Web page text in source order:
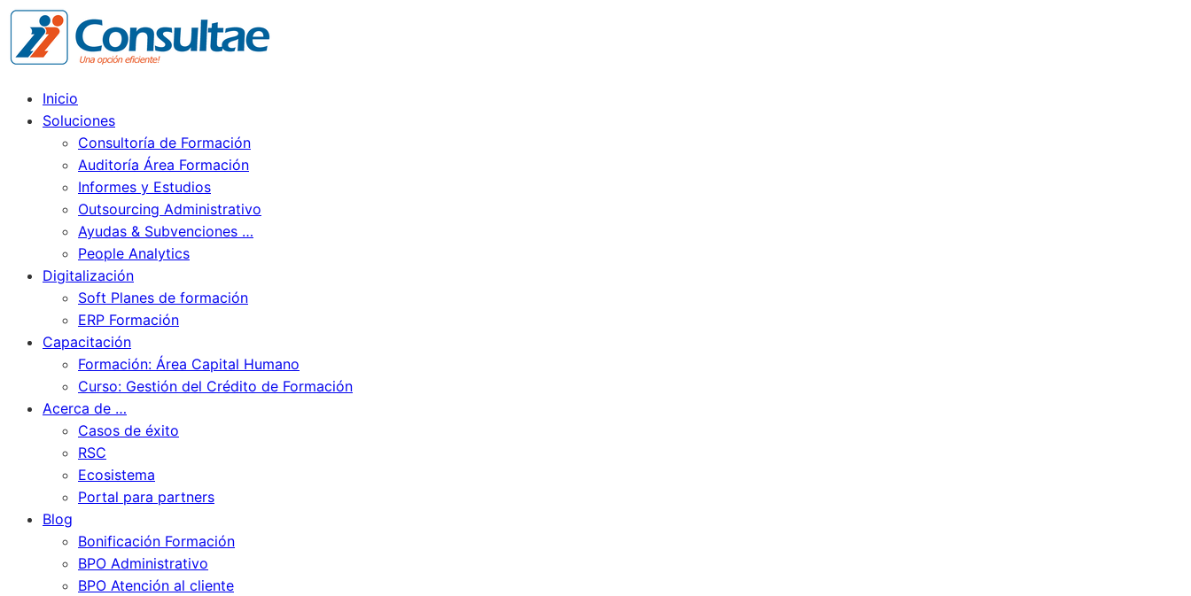
Inicio
Soluciones
Consultoría de Formación
Auditoría Área Formación
Informes y Estudios
Outsourcing Administrativo
Ayudas & Subvenciones …
People Analytics
Digitalización
Soft Planes de formación
ERP Formación
Capacitación
Formación: Área Capital Humano
Curso: Gestión del Crédito de Formación
Acerca de …
Casos de éxito
RSC
Ecosistema
Portal para partners
Blog
Bonificación Formación
BPO Administrativo
BPO Atención al cliente